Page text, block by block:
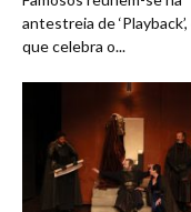
antestreia de
que celebra o...